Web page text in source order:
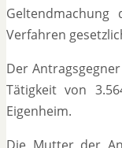
Verfahren
Der
Tätigkeit von
Eigenheim.